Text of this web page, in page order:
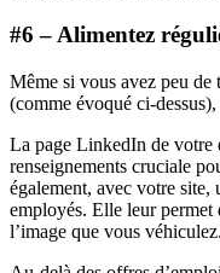
#6 – Alimentez
Même si vous avez peu de
(comme évoqué ci-
La page LinkedIn de votre
renseignements cruciale
également, avec votre
employés. Elle leur permet
l’image que vous véhiculez.